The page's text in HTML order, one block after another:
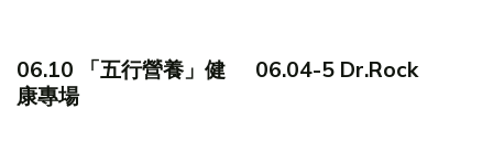
06.10 「五行營養」健
康專場
06.04-5 Dr.Rock